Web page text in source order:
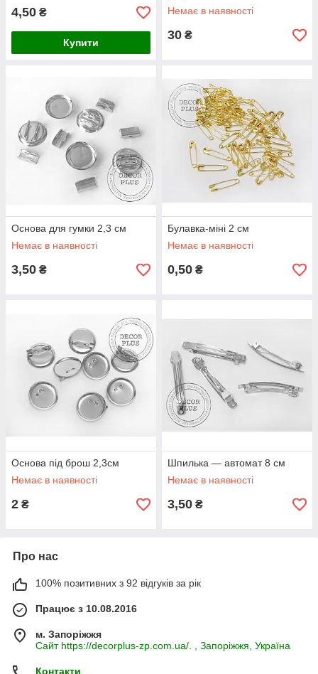
4,50 ₴
Купити
Немає в наявності
30 ₴
Основа для гумки 2,3 см
Немає в наявності
3,50 ₴
Булавка-міні 2 см
Немає в наявності
0,50 ₴
Основа під брош 2,3см
Немає в наявності
2 ₴
Шпилька — автомат 8 см
Немає в наявності
3,50 ₴
Про нас
100% позитивних з 92 відгуків за рік
Працює з 10.08.2016
м. Запоріжжя
Сайт https://decorplus-zp.com.ua/. , Запоріжжя, Україна
Контакти